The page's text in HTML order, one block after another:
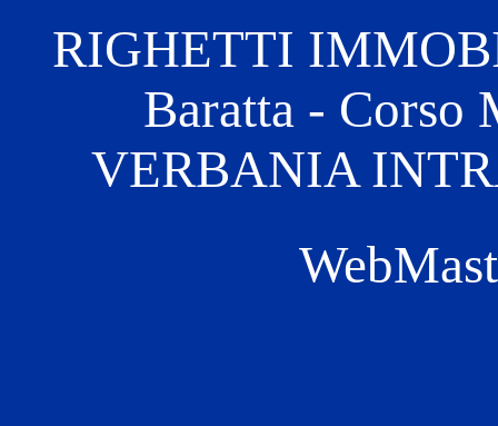
RIGHETTI
Baratta - Corso
VERBANIA